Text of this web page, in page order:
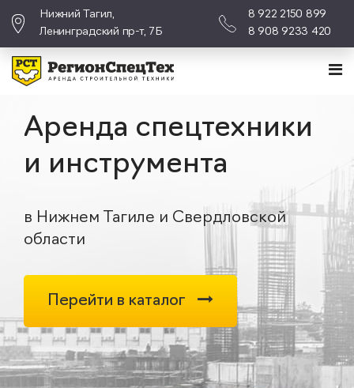
Нижний Тагил,
Ленинградский пр-т, 7Б
8 922 2150 899
8 908 9233 420
Аренда спецтехники
и инструмента
в Нижнем Тагиле и Свердловской
области
Перейти в каталог